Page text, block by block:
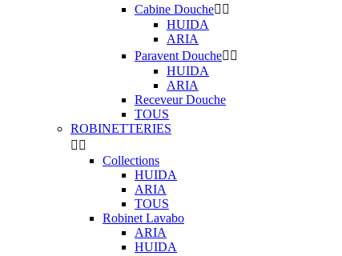
Cabine Douche 
HUIDA
ARIA
Paravent Douche 
HUIDA
ARIA
Receveur Douche
TOUS
ROBINETTERIES
 
Collections
HUIDA
ARIA
TOUS
Robinet Lavabo
ARIA
HUIDA